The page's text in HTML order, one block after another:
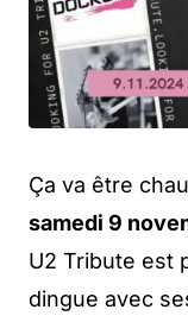
Ça va être
samedi 9
U2 Tribute est
dingue avec